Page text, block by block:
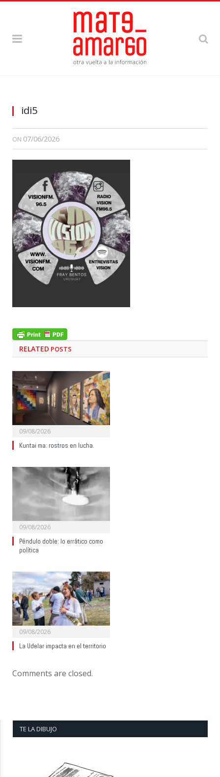
idi5
ON 07/06/2026
RELATED POSTS
09/08/2026
Kuntai ma: rostros en lucha.
09/08/2026
Péndulo doble: lo errático como
política
09/08/2026
La Udelar impacta en el territorio
Comments are closed.
TE LA DIBUJO